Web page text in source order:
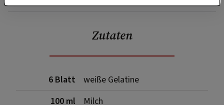
Zutaten
6 Blatt
weiße Gelatine
100 ml
Milch